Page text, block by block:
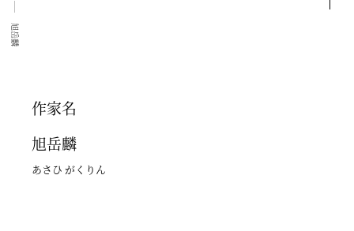
旭岳麟
作家名
旭岳麟
あさひ がくりん